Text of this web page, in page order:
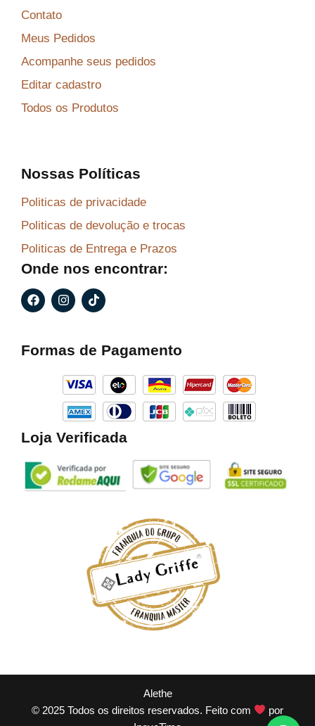
Contato
Meus Pedidos
Acompanhe seus pedidos
Editar cadastro
Todos os Produtos
Nossas Políticas
Politicas de privacidade
Politicas de devolução e trocas
Politicas de Entrega e Prazos
Onde nos encontrar:
F
a
c
o
I
n
s
g
a
m
T
i
k
k
Formas de Pagamento
Loja Verificada
Alethe
© 2025 Todos os direitos reservados. Feito com
por